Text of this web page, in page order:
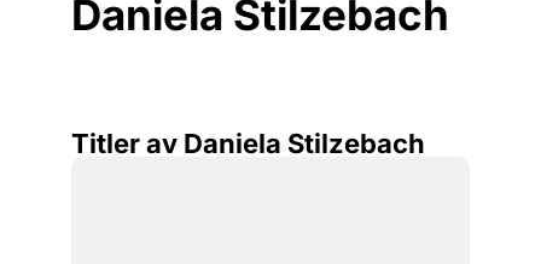
Daniela Stilzebach
Titler av Daniela Stilzebach